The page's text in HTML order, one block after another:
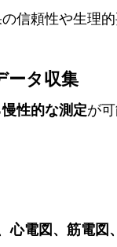
信頼性や生理的
ータ収集
慢性的な測定が
心電図、筋電図